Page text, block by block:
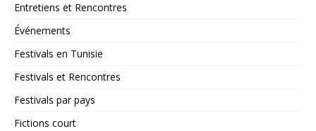
Entretiens et Rencontres
Événements
Festivals en Tunisie
Festivals et Rencontres
Festivals par pays
Fictions court